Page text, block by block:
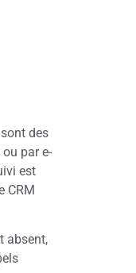
des
par e-
est
CRM
absent,